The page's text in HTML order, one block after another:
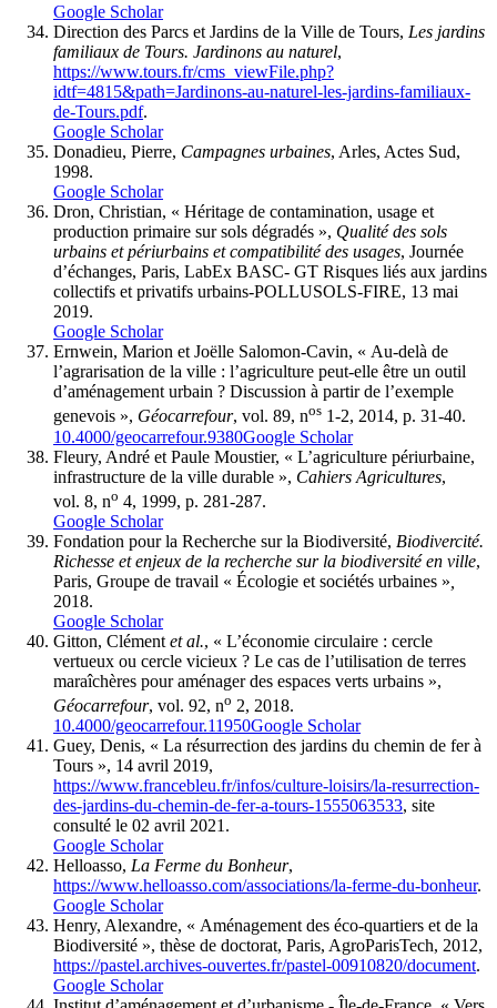
Google Scholar
Direction des Parcs et Jardins de la Ville de Tours, Les jardins
familiaux de Tours. Jardinons au naturel,
https://www.tours.fr/cms_viewFile.php?
idtf=4815&path=Jardinons-au-naturel-les-jardins-familiaux-
de-Tours.pdf.
Google Scholar
Donadieu, Pierre, Campagnes urbaines, Arles, Actes Sud,
1998.
Google Scholar
Dron, Christian, « Héritage de contamination, usage et
production primaire sur sols dégradés », Qualité des sols
urbains et périurbains et compatibilité des usages, Journée
d’échanges, Paris, LabEx BASC- GT Risques liés aux jardins
collectifs et privatifs urbains-POLLUSOLS-FIRE, 13 mai
2019.
Google Scholar
Ernwein, Marion et Joëlle Salomon-Cavin, « Au-delà de
l’agrarisation de la ville : l’agriculture peut-elle être un outil
d’aménagement urbain ? Discussion à partir de l’exemple
genevois », Géocarrefour, vol. 89, nos 1-2, 2014, p. 31-40.
10.4000/geocarrefour.9380Google Scholar
Fleury, André et Paule Moustier, « L’agriculture périurbaine,
infrastructure de la ville durable », Cahiers Agricultures,
vol. 8, no 4, 1999, p. 281-287.
Google Scholar
Fondation pour la Recherche sur la Biodiversité, Biodivercité.
Richesse et enjeux de la recherche sur la biodiversité en ville,
Paris, Groupe de travail « Écologie et sociétés urbaines »
2018.
Google Scholar
Gitton, Clément et al., « L’économie circulaire : cercle
vertueux ou cercle vicieux ? Le cas de l’utilisation de terres
maraîchères pour aménager des espaces verts urbains »,
Géocarrefour, vol. 92, no 2, 2018.
10.4000/geocarrefour.11950Google Scholar
Guey, Denis, « La résurrection des jardins du chemin de fer à
Tours », 14 avril 2019,
https://www.francebleu.fr/infos/culture-loisirs/la-resurrection-
des-jardins-du-chemin-de-fer-a-tours-1555063533, site
consulté le 02 avril 2021.
Google Scholar
Helloasso, La Ferme du Bonheur,
https://www.helloasso.com/associations/la-ferme-du-bonheur.
Google Scholar
Henry, Alexandre, « Aménagement des éco-quartiers et de la
Biodiversité », thèse de doctorat, Paris, AgroParisTech, 2012,
https://pastel.archives-ouvertes.fr/pastel-00910820/document.
Google Scholar